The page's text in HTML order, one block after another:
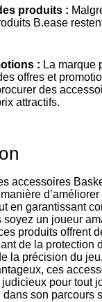
produits :
B.ease
: La marque
offres et
des
attractifs.
accessoires
en garantissant
soyez un joueur
produits offrent
de la protection
la précision du
ces
pour tout
son parcours